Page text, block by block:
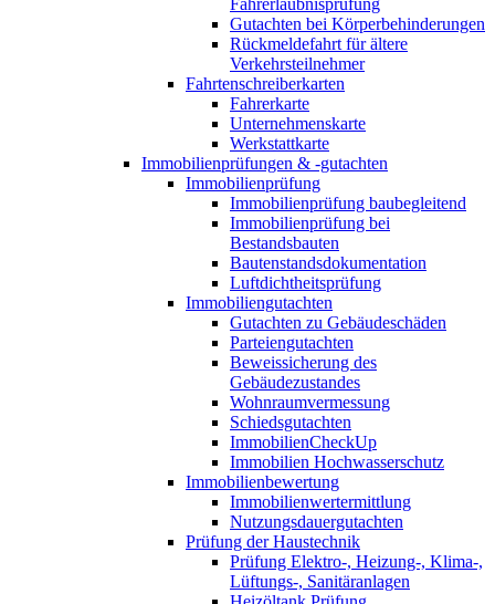
Gutachten bei Körperbehinderungen
Rückmeldefahrt für ältere
Verkehrsteilnehmer
Fahrtenschreiberkarten
Fahrerkarte
Unternehmenskarte
Werkstattkarte
Immobilienprüfungen & -gutachten
Immobilienprüfung
Immobilienprüfung baubegleitend
Immobilienprüfung bei
Bestandsbauten
Bautenstandsdokumentation
Luftdichtheitsprüfung
Immobiliengutachten
Gutachten zu Gebäudeschäden
Parteiengutachten
Beweissicherung des
Gebäudezustandes
Wohnraumvermessung
Schiedsgutachten
ImmobilienCheckUp
Immobilien Hochwasserschutz
Immobilienbewertung
Immobilienwertermittlung
Nutzungsdauergutachten
Prüfung der Haustechnik
Prüfung Elektro-, Heizung-, Klima-,
Lüftungs-, Sanitäranlagen